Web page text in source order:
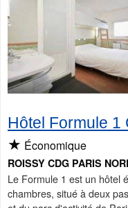
Hôtel Formule 1
★ Économique
ROISSY CDG PARIS
Le Formule 1 est un hôtel
chambres, situé à deux